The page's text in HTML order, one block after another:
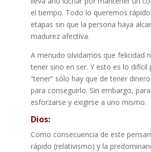
el tiempo. Todo lo queremos
etapas sin que la persona haya
madurez afectiva.
A menudo olvidamos que felicidad
tener sino en ser. Y esto es lo difícil
“tener” sólo hay que de tener
para conseguirlo. Sin embargo,
esforzarse y exigirse a uno mismo.
Dios:
Como consecuencia de este
rápido (relativismo) y la